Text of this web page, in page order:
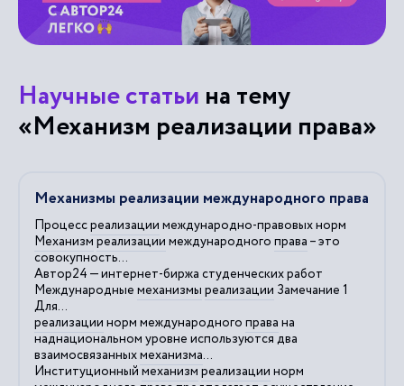
Научные статьи на тему
«Механизм реализации права»
Механизмы реализации международного права
Процессреализации международно-правовых норм
Механизмреализации международного права – это
совокупность...
Автор24 — интернет-биржа студенческих работ
Международные механизмы реализации Замечание 1
Для...
реализации норм международного права на
наднациональном уровне используются два
взаимосвязанныхмеханизма...
Институционныймеханизмреализации норм